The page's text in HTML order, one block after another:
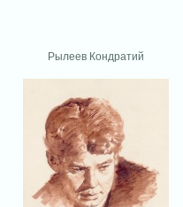
Рылеев Кондратий